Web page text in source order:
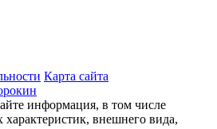
Карта сайта
информация, в том числе
характеристик, внешнего вида,